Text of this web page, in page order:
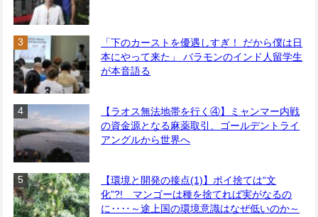
「下のカーストを優遇しすぎ！ だから僕は日
本にやって来た」 バラモンのインド人留学生
が本音語る
【ラオス無法地帯を行く④】ミャンマー内戦
の資金源となる麻薬取引、ゴールデントライ
アングルから世界へ
【環境と開発の接点(1)】ポイ捨ては“文
化”?! マンゴーは種を捨てれば実がなるの
に‥‥～途上国の環境意識はなぜ低いのか～